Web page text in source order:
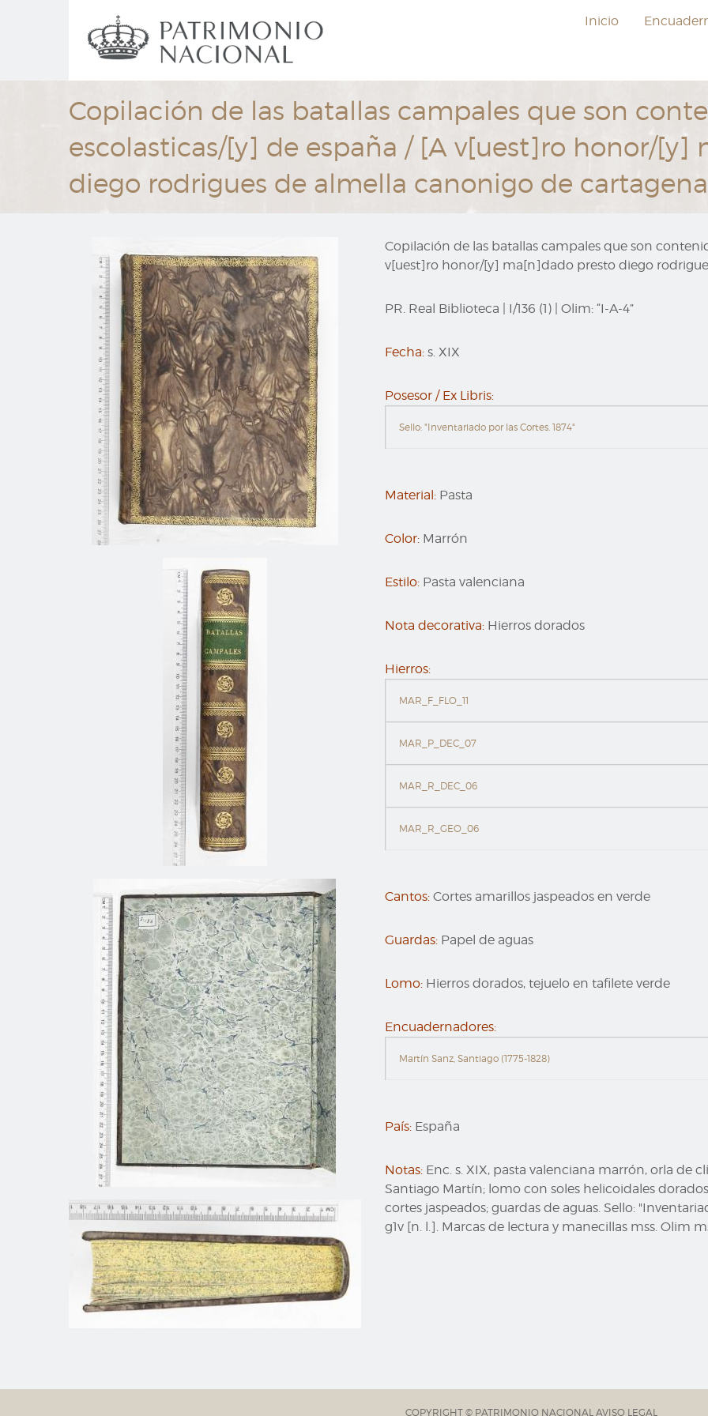
Navegación
principal
Inicio
Copilación de las batallas campales que son
escolasticas/[y] de españa / [A v[uest]ro honor/[y]
diego rodrigues de almella canonigo de
Copilación de las batallas campales que son
v[uest]ro honor/[y] ma[n]dado presto diego
PR. Real Biblioteca I/136 (1) Olim: “I-A-4”
Fecha: s. XIX
Posesor / Ex Libris:
Sello: "Inventariado por las Cortes. 1874"
Material: Pasta
Color: Marrón
Estilo: Pasta valenciana
Nota decorativa: Hierros dorados
Hierros:
MAR_F_FLO_11
MAR_P_DEC_07
MAR_R_DEC_06
MAR_R_GEO_06
Cantos: Cortes amarillos jaspeados en verde
Guardas: Papel de aguas
Lomo: Hierros dorados, tejuelo en tafilete verde
Encuadernadores:
Martín Sanz, Santiago (1775-1828)
País: España
Notas: Enc. s. XIX, pasta valenciana marrón, orla
Santiago Martín; lomo con soles helicoidales
cortes jaspeados; guardas de aguas. Sello:
g1v [n. l.]. Marcas de lectura y manecillas mss. Olim
COPYRIGHT © PATRIMONIO NACIONAL AVISO LEGAL